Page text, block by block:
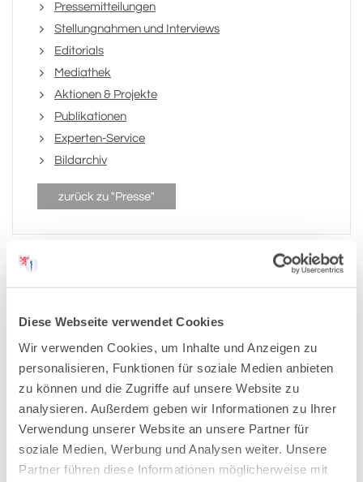
Diese Webseite verwendet Cookies
Wir verwenden Cookies, um Inhalte und Anzeigen zu
personalisieren, Funktionen für soziale Medien anbieten
zu können und die Zugriffe auf unsere Website zu
analysieren. Außerdem geben wir Informationen zu Ihrer
Verwendung unserer Website an unsere Partner für
soziale Medien, Werbung und Analysen weiter. Unsere
Partner führen diese Informationen möglicherweise mit
Pressemitteilungen
Stellungnahmen und Interviews
Editorials
Mediathek
Aktionen & Projekte
Publikationen
Experten-Service
Bildarchiv
zurück zu "Presse"
Newsletter erhalten Sie regelmäßig aktuelle
Informationen und interessante Themen rund um die
Kammer bequem in Ihr E-Mail-Postfach.
Anmelden